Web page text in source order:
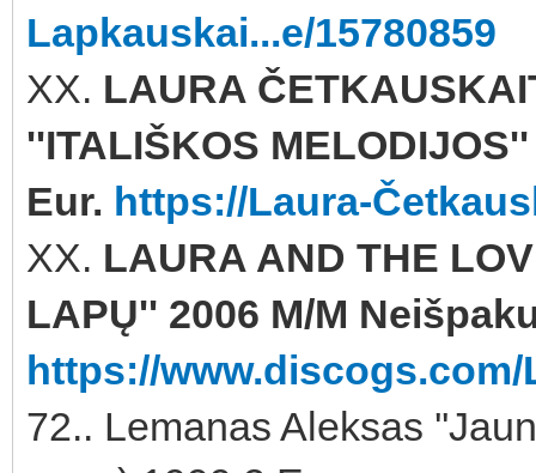
Lapkauskai...e/15780859
XX. LAURA
''ITALIŠKOS
Eur. https://Laura-
XX. LAURA AND THE
LAPŲ'' 2006 M/M
https://www.discogs.com/
72.. Lemanas Aleksas